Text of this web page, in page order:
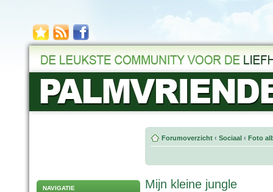
NAVIGATIE
Forumoverzicht ‹ Sociaal ‹ Foto
Mijn kleine jungle